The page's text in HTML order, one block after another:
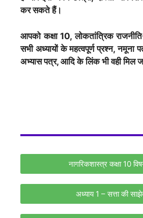
कर सकते हैं।
आपको कक्षा 10, लोकतांत्रिक
सभी अध्यायों के महत्वपूर्ण प्रश्न, नमूना
अभ्यास पत्र, आदि के लिंक भी वही मिल
नागरिकशास्त्र कक्षा 10
अध्याय 1 – सत्ता की